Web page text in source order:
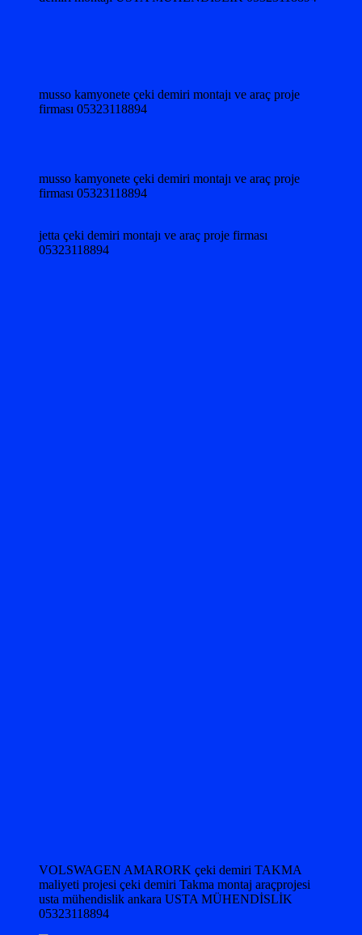
musso kamyonete çeki demiri montajı ve araç proje
firması 05323118894
musso kamyonete çeki demiri montajı ve araç proje
firması 05323118894
jetta çeki demiri montajı ve araç proje firması
05323118894
VOLSWAGEN AMARORK çeki demiri TAKMA
maliyeti projesi çeki demiri Takma montaj araçprojesi
usta mühendislik ankara USTA MÜHENDİSLİK
05323118894